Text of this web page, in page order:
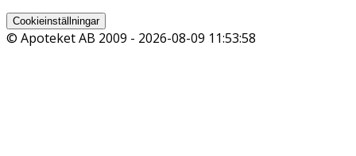
Cookieinställningar
© Apoteket AB 2009 - 2026-08-09 11:53:58